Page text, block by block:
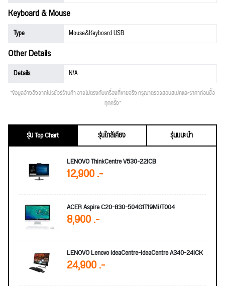
Keyboard & Mouse
Type Mouse&Keyboard USB
Other Details
Details N/A
*ข้อมูลอ้างอิงจากโปรชัวร์ร้านค้า อาจไม่ตรงกับเครื่องที่ขายจริง กรุณาตรวจสอบสเปคและราคาก่อนซื้อ
ทุกครั้ง*
รุ่น Top Chart รุ่นใกล้เคียง
รุ่นแนะนำ
LENOVO ThinkCentre V530-22ICB
12,900 .-
ACER Aspire C20-830-504G1T19Mi/T004
8,900 .-
LENOVO Lenovo IdeaCentre-IdeaCentre A340-24ICK
24,900 .-